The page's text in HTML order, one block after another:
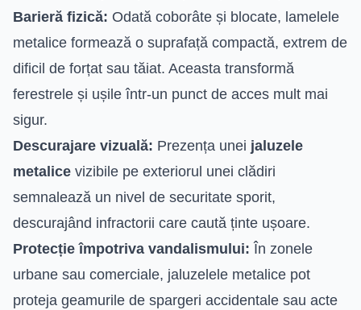
Barieră fizică: Odată coborâte și blocate, lamelele
metalice formează o suprafață compactă, extrem de
dificil de forțat sau tăiat. Aceasta transformă
ferestrele și ușile într-un punct de acces mult mai
sigur.
Descurajare vizuală: Prezența unei jaluzele
metalice vizibile pe exteriorul unei clădiri
semnalează un nivel de securitate sporit,
descurajând infractorii care caută ținte ușoare.
Protecție împotriva vandalismului: În zonele
urbane sau comerciale, jaluzelele metalice pot
proteja geamurile de spargeri accidentale sau acte